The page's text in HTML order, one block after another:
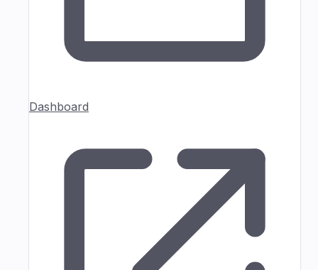
Dashboard